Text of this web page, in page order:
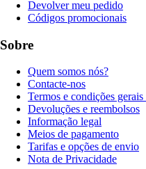
Devolver meu pedido
Códigos promocionais
Sobre
Quem somos nós?
Contacte-nos
Termos e condições
Devoluções e reembolsos
Informação legal
Meios de pagamento
Tarifas e opções de envio
Nota de Privacidade